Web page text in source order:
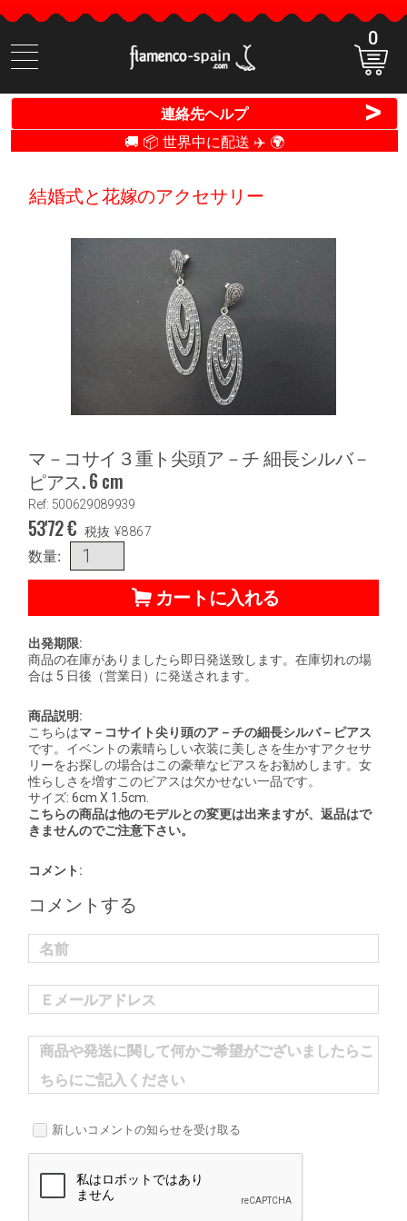
商
品
検
0
連絡先ヘルプ >
🚚 📦 世界中に配送 ✈️ 🌍
結婚式と花嫁のアクセサリー
マ－コサイ３重ト尖頭ア－チ 細長シルバ－
ピアス. 6 cm
Ref: 500629089939
53'72€ 税抜 ¥8867
数量:
カートに入れる
出発期限:
商品の在庫がありましたら即日発送致します。在庫切れの場
合は 5 日後（営業日）に発送されます。
商品説明:
こちらはマ－コサイト尖り頭のア－チの細長シルバ－ピアス
です。イベントの素晴らしい衣装に美しさを生かすアクセサ
リーをお探しの場合はこの豪華なピアスをお勧めします。女
性らしさを増すこのピアスは欠かせない一品です。
サイズ: 6cm X 1.5cm.
こちらの商品は他のモデルとの変更は出来ますが、返品はで
きませんのでご注意下さい。
コメント:
コメントする
名前
Ｅメールアドレス
商品や発送に関して何かご希望がございましたらこ
ちらにご記入ください
新しいコメントの知らせを受け取る